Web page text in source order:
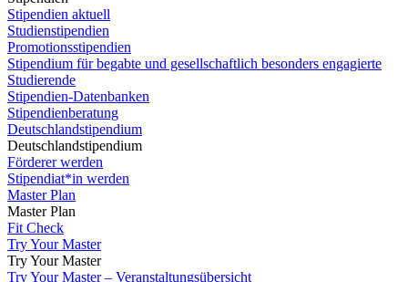
Stipendien aktuell
Studienstipendien
Promotionsstipendien
Stipendium für begabte und gesellschaftlich besonders engagierte
Studierende
Stipendien-Datenbanken
Stipendienberatung
Deutschlandstipendium
Deutschlandstipendium
Förderer werden
Stipendiat*in werden
Master Plan
Master Plan
Fit Check
Try Your Master
Try Your Master
Try Your Master – Veranstaltungsübersicht